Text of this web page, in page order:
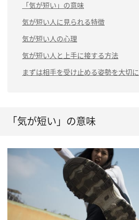
「気が短い」の意味
気が短い人に見られる特徴
気が短い人の心理
気が短い人と上手に接する方法
まずは相手を受け止める姿勢を大切に
「気が短い」の意味